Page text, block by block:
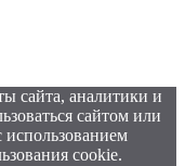
сайта, аналитики и
сайтом или
cookie.